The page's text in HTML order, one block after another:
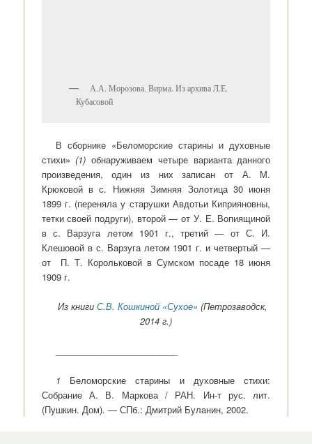
А.А. Морозова. Вирма. Из архива Л.Е.
Кубасовой
В сборнике «Беломорские старины и духовные
стихи»(1) обнаруживаем четыре варианта данного
произведения, один из них записан от А. М.
Крюковой в с. Нижняя Зимняя Золотица 30 июня
1899 г. (переняла у старушки Авдотьи Киприяновны,
тетки своей подруги), второй — от У. Е. Вопиящиной
в с. Варзуга летом 1901 г., третий — от С. И.
Клешовой в с. Варзуга летом 1901 г. и четвертый —
от П. Т. Корольковой в Сумском посаде 18 июня
1909 г.
Из книгиС.В. Кошкиной «Сухое» (Петрозаводск,
2014 г.)
1 Беломорские старины и духовные стихи:
Собрание А. В. Маркова / РАН. Ин-т рус. лит.
(Пушкин. Дом). — СПб.: Дмитрий Буланин, 2002.